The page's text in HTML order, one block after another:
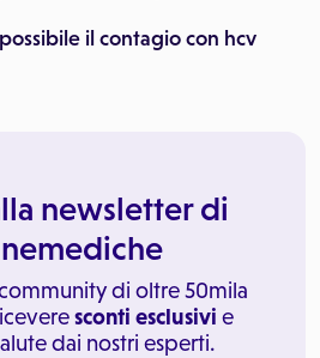
il contagio con hcv
newsletter di
di oltre 50mila
sconti esclusivi e
dai nostri esperti.